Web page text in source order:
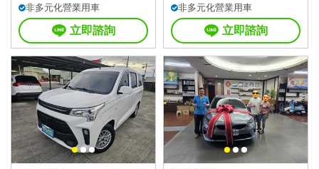
非多元化營業用車
立即諮詢
非多元化營業用車
立即諮詢